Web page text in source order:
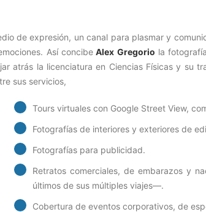
de expresión, un canal para plasmar y
Así concibeAlex Gregorio la
atrás la licenciatura en Ciencias Físicas y su
sus servicios,
Tours virtuales con Google Street View,
Fotografías de interiores y exteriores de
Fotografías para publicidad.
Retratos comerciales, de embarazos y
últimos de sus múltiples viajes—.
Cobertura de eventos corporativos, de